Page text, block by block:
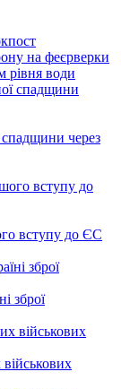
на феєрверки
рівня води
спадщини через
вступу до ЄС
зброї
військових